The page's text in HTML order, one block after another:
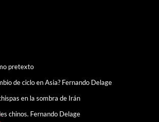
pretexto
de ciclo en Asia? Fernando Delage
en la sombra de Irán
chinos. Fernando Delage